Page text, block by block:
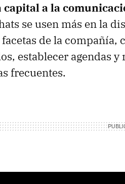
a la
se usen más en la
de la compañía,
establecer agendas
frecuentes.